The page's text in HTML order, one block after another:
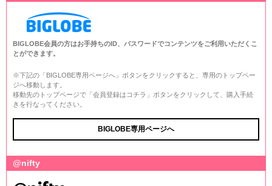
BIGLOBE会員の方はお手持ちのID、パスワードでコンテンツをご利用いただくこ
とができます。
※下記の「BIGLOBE専用ページへ」ボタンをクリックすると、専用のトップペー
ジへ移動します。
移動先のトップページで「会員登録はコチラ」ボタンをクリックして、購入手続
きを行なってください。
BIGLOBE専用ページへ
@nifty